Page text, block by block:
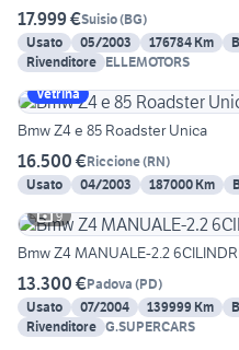
17.999 €Suisio(BG)
Usato
05/2003 176784 Km
Rivenditore ELLEMOTORS
Vetrina
Bmw Z4 e 85 Roadster Unica
16.500 €Riccione(RN)
Usato
04/2003 187000 Km
9
Bmw Z4 MANUALE-2.2
13.300 €Padova (PD)
Usato
07/2004 139999 Km
Rivenditore G.SUPERCARS